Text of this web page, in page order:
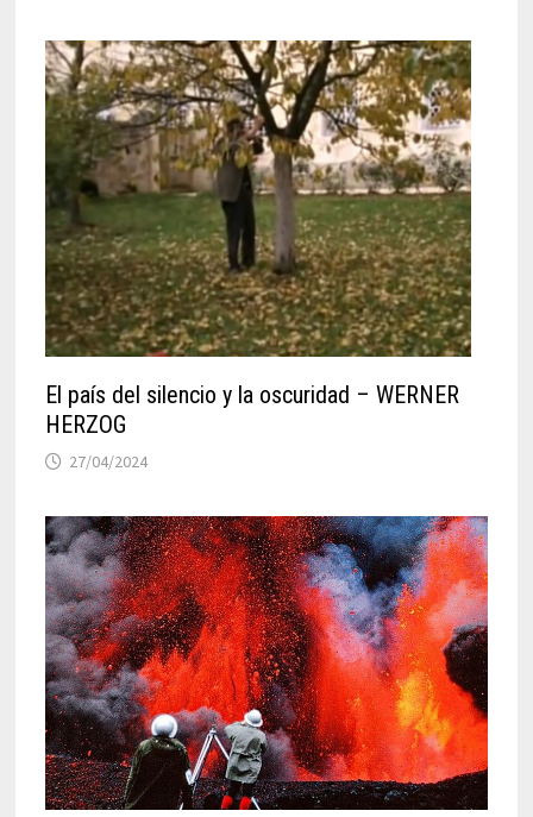
El país del silencio y la oscuridad – WERNER
HERZOG
27/04/2024